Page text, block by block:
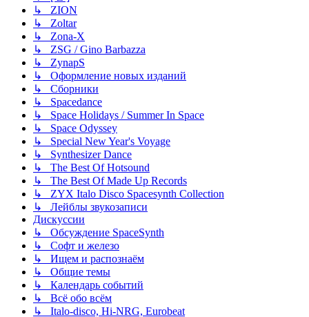
↳ ZION
↳ Zoltar
↳ Zona-X
↳ ZSG / Gino Barbazza
↳ ZynapS
↳ Оформление новых изданий
↳ Сборники
↳ Spacedance
↳ Space Holidays / Summer In Space
↳ Space Odyssey
↳ Special New Year's Voyage
↳ Synthesizer Dance
↳ The Best Of Hotsound
↳ The Best Of Made Up Records
↳ ZYX Italo Disco Spacesynth Collection
↳ Лейблы звукозаписи
Дискуссии
↳ Обсуждение SpaceSynth
↳ Софт и железо
↳ Ищем и распознаём
↳ Общие темы
↳ Календарь событий
↳ Всё обо всём
↳ Italo-disco, Hi-NRG, Eurobeat